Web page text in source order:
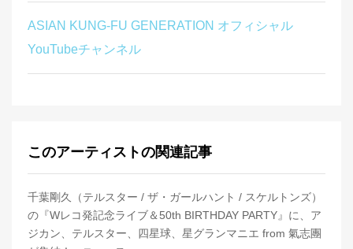
ASIAN KUNG-FU GENERATION オフィシャル
YouTubeチャンネル
このアーティストの関連記事
千葉剛久（テルスター / ザ・ガールハント / スケルトンズ）
の『Wレコ発記念ライブ＆50th BIRTHDAY PARTY』に、ア
ジカン、テルスター、四星球、星グランマニエ from 氣志團